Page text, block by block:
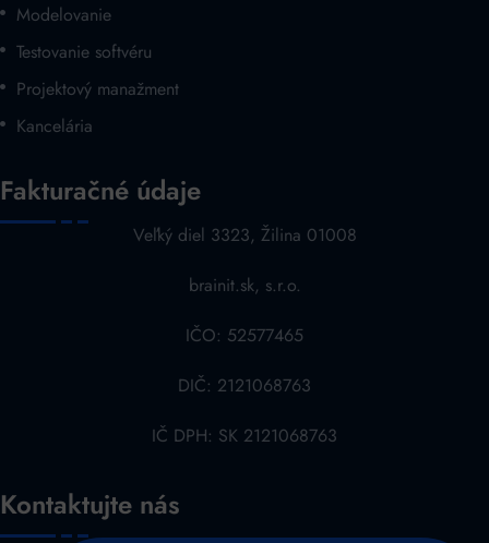
Modelovanie
Testovanie softvéru
Projektový manažment
Kancelária
Fakturačné údaje
Veľký diel 3323, Žilina 01008
brainit.sk, s.r.o.
IČO: 52577465
DIČ: 2121068763
IČ DPH: SK 2121068763
Kontaktujte nás